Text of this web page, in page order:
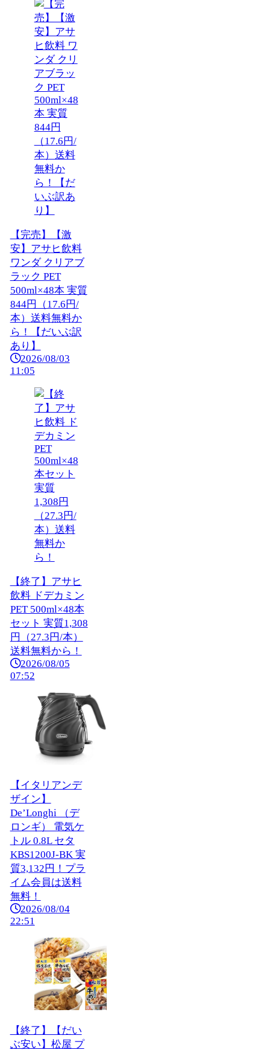
【完売】【激
安】アサヒ飲料
ワンダ クリアブ
ラック PET
500ml×48本 実質
844円（17.6円/
本）送料無料か
ら！【だいぶ訳
あり】
2026/08/03
11:05
【終了】アサヒ
飲料 ドデカミン
PET 500ml×48本
セット 実質1,308
円（27.3円/本）
送料無料から！
2026/08/05
07:52
【イタリアンデ
ザイン】
De’Longhi （デ
ロンギ） 電気ケ
トル 0.8L セタ
KBS1200J-BK 実
質3,132円！プラ
イム会員は送料
無料！
2026/08/04
22:51
【終了】【だい
ぶ安い】松屋 プ